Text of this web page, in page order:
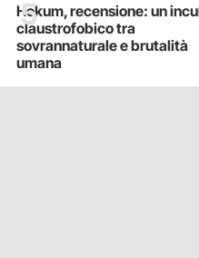
Hokum, recensione: un
claustrofobico tra
sovrannaturale e brutalità
umana